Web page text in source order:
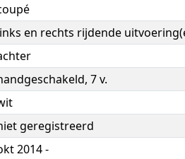
en rechts rijdende
7 v.
geregistreerd
2014 -